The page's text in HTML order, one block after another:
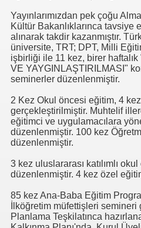
Yayınlarımızdan pek çoğu
Kültür Bakanlıklarınca tavsiye
alınarak takdir kazanmıştır.
üniversite, TRT; DPT, Milli
işbirliği ile 11 kez, birer
VE YAYGINLAŞTIRILMASI"
seminerler düzenlenmiştir.
2 Kez Okul öncesi eğitim, 4
gerçekleştirilmiştir. Muhtelif
eğitimci ve uygulamacılara
düzenlenmiştir. 100 kez
düzenlenmiştir.
3 kez uluslararası katılımlı
düzenlenmiştir. 4 kez özel
85 kez Ana-Baba Eğitim
İlköğretim müfettişleri
Planlama Teşkilatınca